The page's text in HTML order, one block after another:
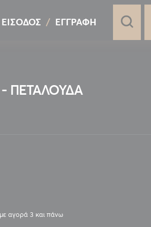
ΕΊΣΟΔΟΣ ΕΓΓΡΑΦΉ
ΠΕΤΑΛΟΥΔΑ
αγορά 3 και πάνω